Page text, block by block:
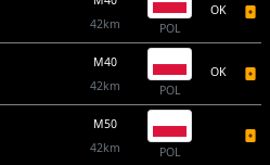
42km
POL
OK
M40
42km
POL
OK
M50
42km
POL